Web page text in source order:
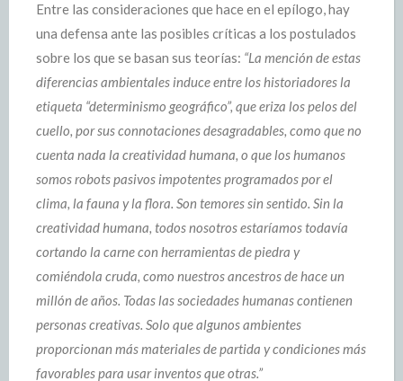
Entre las consideraciones que hace en el epílogo, hay
una defensa ante las posibles críticas a los postulados
sobre los que se basan sus teorías: “La mención de estas
diferencias ambientales induce entre los historiadores la
etiqueta “determinismo geográfico”, que eriza los pelos del
cuello, por sus connotaciones desagradables, como que no
cuenta nada la creatividad humana, o que los humanos
somos robots pasivos impotentes programados por el
clima, la fauna y la flora. Son temores sin sentido. Sin la
creatividad humana, todos nosotros estaríamos todavía
cortando la carne con herramientas de piedra y
comiéndola cruda, como nuestros ancestros de hace un
millón de años. Todas las sociedades humanas contienen
personas creativas. Solo que algunos ambientes
proporcionan más materiales de partida y condiciones más
favorables para usar inventos que otras.”